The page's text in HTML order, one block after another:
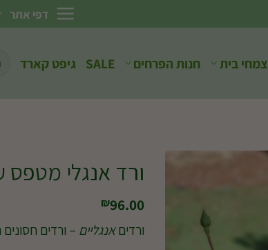
דפי אתר
צמחי בית חנות הפרחים SALE גיפט קארד
ורד אנגלי מטפס
₪96.00
ורדיםאנגליים – ורדים